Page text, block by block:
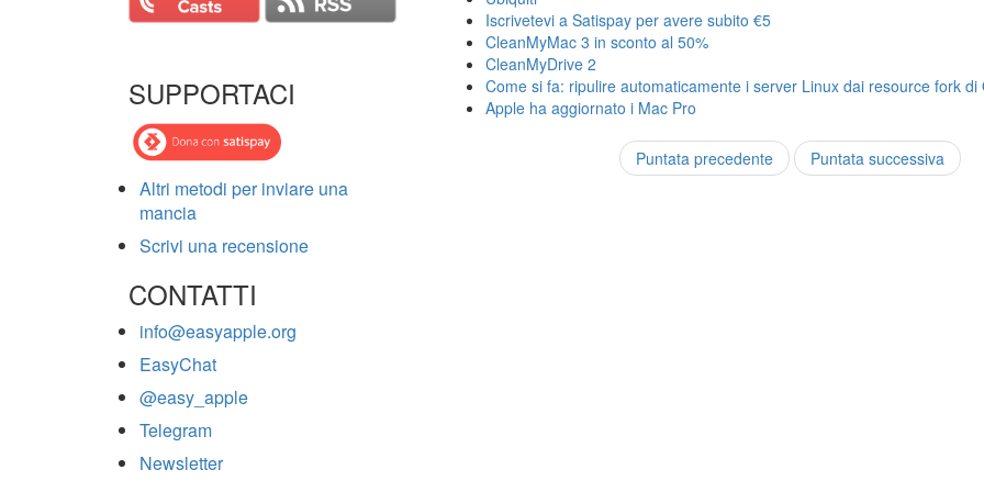
SUPPORTACI
Altri metodi per inviare una
mancia
Scrivi una recensione
CONTATTI
info@easyapple.org
EasyChat
@easy_apple
Telegram
Newsletter
Iscrivetevi a Satispay per avere subito €5
CleanMyMac 3 in sconto al 50%
CleanMyDrive 2
Come si fa: ripulire automaticamente i server Linux dai resource fork di
Apple ha aggiornato i Mac Pro
Puntata precedente Puntata successiva